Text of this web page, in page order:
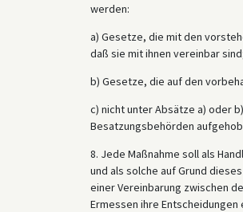
werden:
a) Gesetze, die mit den
daß sie mit ihnen vereinbar
b) Gesetze, die auf den
c) nicht unter Absätze a) oder
Besatzungsbehörden
8. Jede Maßnahme soll als
und als solche auf Grund
einer Vereinbarung zwischen
Ermessen ihre